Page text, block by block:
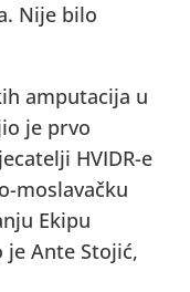
Nije bilo
amputacija u
je prvo
HVIDR-e
moslavačku
Ekipu
je Ante Stojić,